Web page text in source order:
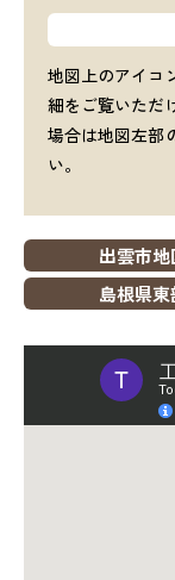
地図上のアイコ
細をご覧いただ
場合は地図左部
い。
出雲市地
島根県東